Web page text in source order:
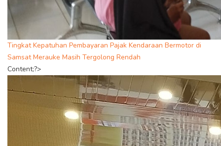
Tingkat Kepatuhan Pembayaran Pajak Kendaraan Bermotor di
Samsat Merauke Masih Tergolong Rendah
Content;?>